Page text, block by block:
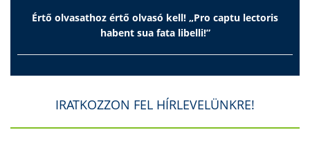
Értő olvasathoz értő olvasó kell! „Pro captu lectoris
habent sua fata libelli!”
IRATKOZZON FEL HÍRLEVELÜNKRE!